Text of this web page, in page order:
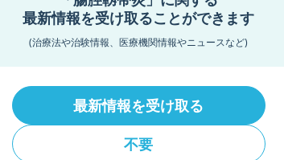
最新情報を受け取ることができます
(治療法や治験情報、医療機関情報やニュースなど)
最新情報を受け取る
不要
えられます。その場合にはストレッチや、運
なコンディションを保つことで症状を悪化さ
最終更新日:2017年04月25日 更新履歴